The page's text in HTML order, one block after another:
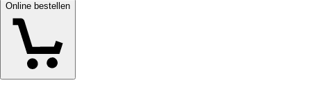
Online bestellen